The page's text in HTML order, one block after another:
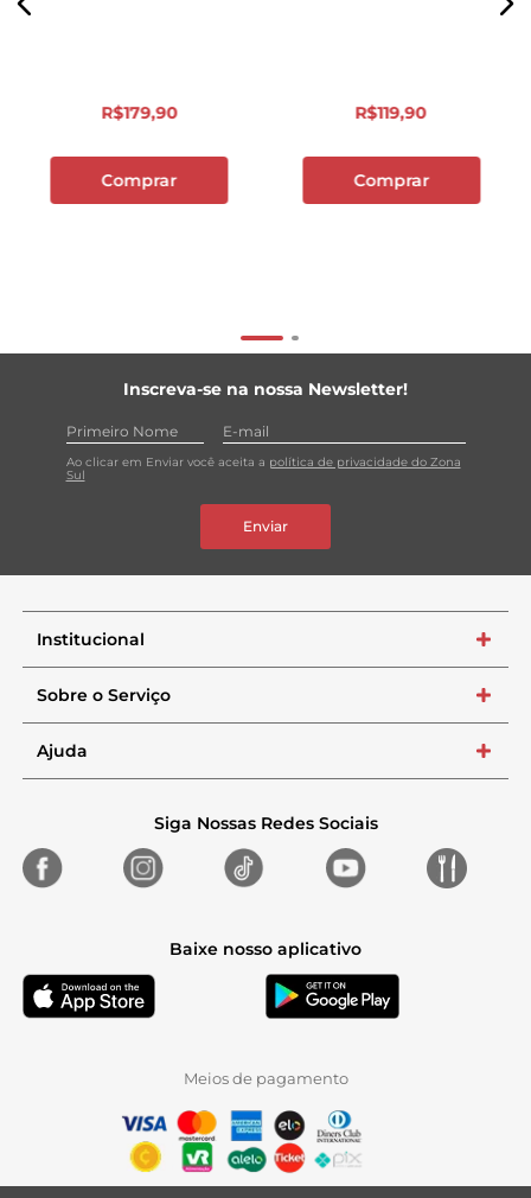
R$179,90
Comprar
R$119,90
Comprar
Inscreva-se na nossa Newsletter!
Ao clicar em Enviar você aceita a política de privacidade do Zona
Sul
Enviar
Institucional +
Sobre o Serviço +
Ajuda +
Siga Nossas Redes Sociais
Baixe nosso aplicativo
Meios de pagamento